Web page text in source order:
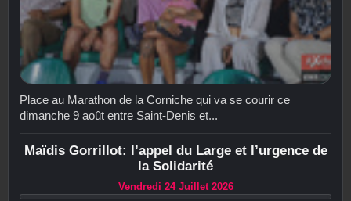
Place au Marathon de la Corniche qui va se courir ce
dimanche 9 août entre Saint-Denis et...
Maïdis Gorrillot: l’appel du Large et l’urgence de
la Solidarité
Vendredi 24 Juillet 2026